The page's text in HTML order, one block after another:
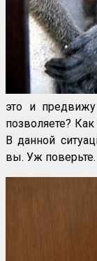
это и
позволяете?
В данной
вы. Уж поверьте.